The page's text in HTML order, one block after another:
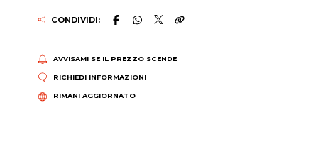
CONDIVIDI:
AVVISAMI SE IL PREZZO SCENDE
RICHIEDI INFORMAZIONI
RIMANI AGGIORNATO